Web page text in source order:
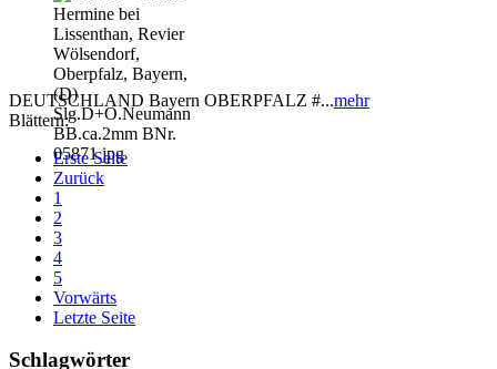
DEUTSCHLAND Bayern OBERPFALZ #...mehr
Blättern:
Erste Seite
Zurück
1
2
3
4
5
Vorwärts
Letzte Seite
Schlagwörter